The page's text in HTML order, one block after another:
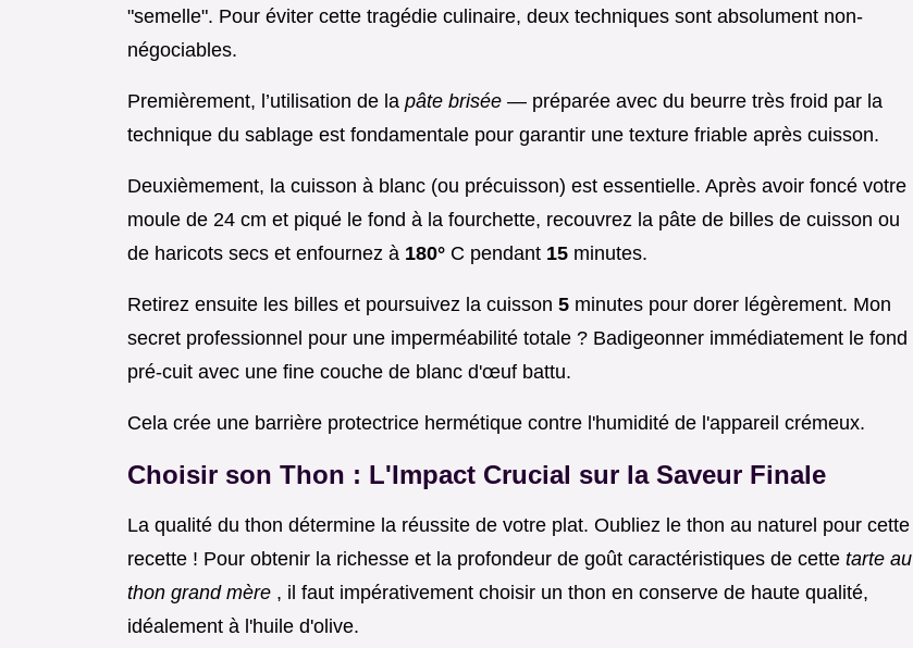
"semelle". Pour éviter cette tragédie culinaire, deux techniques sont absolument non-
négociables.
Premièrement, l’utilisation de la pâte brisée — préparée avec du beurre très froid par la
technique du sablage est fondamentale pour garantir une texture friable après cuisson.
Deuxièmement, la cuisson à blanc (ou précuisson) est essentielle. Après avoir foncé votre
moule de 24 cm et piqué le fond à la fourchette, recouvrez la pâte de billes de cuisson ou
de haricots secs et enfournez à 180° C pendant 15 minutes.
Retirez ensuite les billes et poursuivez la cuisson 5 minutes pour dorer légèrement. Mon
secret professionnel pour une imperméabilité totale ? Badigeonner immédiatement le fond
pré-cuit avec une fine couche de blanc d'œuf battu.
Cela crée une barrière protectrice hermétique contre l'humidité de l'appareil crémeux.
Choisir son Thon : L'Impact Crucial sur la Saveur Finale
La qualité du thon détermine la réussite de votre plat. Oubliez le thon au naturel pour cette
recette ! Pour obtenir la richesse et la profondeur de goût caractéristiques de cette tarte au
thon grand mère , il faut impérativement choisir un thon en conserve de haute qualité,
idéalement à l'huile d'olive.